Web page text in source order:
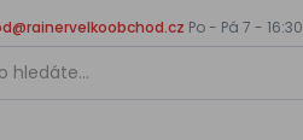
Po - Pá 7 - 16:30